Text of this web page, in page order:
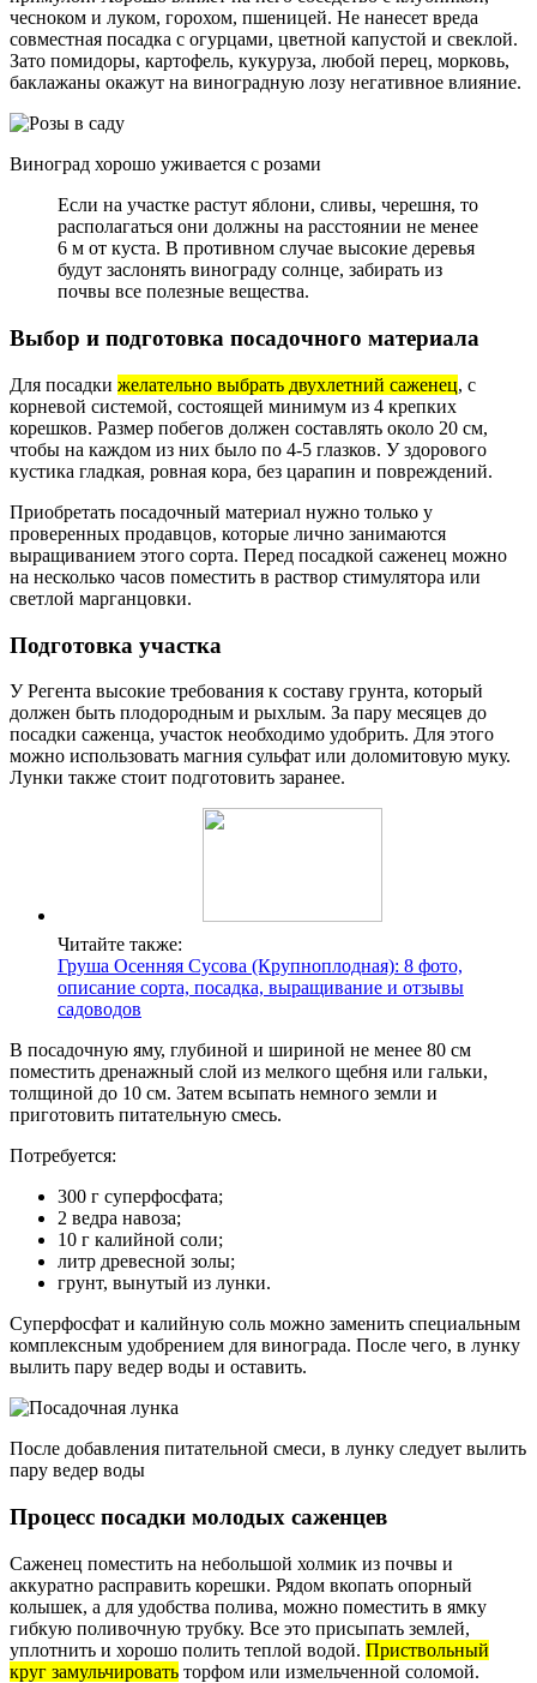
чесноком и луком, горохом, пшеницей. Не нанесет вреда
совместная посадка с огурцами, цветной капустой и свеклой.
Зато помидоры, картофель, кукуруза, любой перец, морковь,
баклажаны окажут на виноградную лозу негативное влияние.
Виноград хорошо уживается с розами
Если на участке растут яблони, сливы, черешня, то
располагаться они должны на расстоянии не менее
6 м от куста. В противном случае высокие деревья
будут заслонять винограду солнце, забирать из
почвы все полезные вещества.
Выбор и подготовка посадочного материала
Для посадки желательно выбрать двухлетний саженец, с
корневой системой, состоящей минимум из 4 крепких
корешков. Размер побегов должен составлять около 20 см,
чтобы на каждом из них было по 4-5 глазков. У здорового
кустика гладкая, ровная кора, без царапин и повреждений.
Приобретать посадочный материал нужно только у
проверенных продавцов, которые лично занимаются
выращиванием этого сорта. Перед посадкой саженец можно
на несколько часов поместить в раствор стимулятора или
светлой марганцовки.
Подготовка участка
У Регента высокие требования к составу грунта, который
должен быть плодородным и рыхлым. За пару месяцев до
посадки саженца, участок необходимо удобрить. Для этого
можно использовать магния сульфат или доломитовую муку.
Лунки также стоит подготовить заранее.
Читайте также:
Груша Осенняя Сусова (Крупноплодная): 8 фото,
описание сорта, посадка, выращивание и отзывы
садоводов
В посадочную яму, глубиной и шириной не менее 80 см
поместить дренажный слой из мелкого щебня или гальки,
толщиной до 10 см. Затем всыпать немного земли и
приготовить питательную смесь.
Потребуется:
300 г суперфосфата;
2 ведра навоза;
10 г калийной соли;
литр древесной золы;
грунт, вынутый из лунки.
Суперфосфат и калийную соль можно заменить специальным
комплексным удобрением для винограда. После чего, в лунку
вылить пару ведер воды и оставить.
После добавления питательной смеси, в лунку следует вылить
пару ведер воды
Процесс посадки молодых саженцев
Саженец поместить на небольшой холмик из почвы и
аккуратно расправить корешки. Рядом вкопать опорный
колышек, а для удобства полива, можно поместить в ямку
гибкую поливочную трубку. Все это присыпать землей,
уплотнить и хорошо полить теплой водой. Приствольный
круг замульчировать торфом или измельченной соломой.